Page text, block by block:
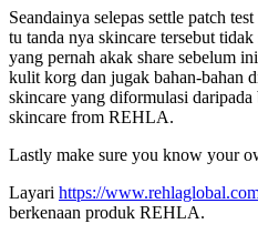
Seandainya selepas settle patch
tu tanda nya skincare tersebut
yang pernah akak share sebelum
kulit korg dan jugak bahan-bahan
skincare yang diformulasi daripada
skincare from REHLA.
Lastly make sure you know your
Layari https://
berkenaan produk REHLA.